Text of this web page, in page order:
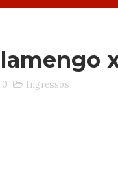
0 Ingressos